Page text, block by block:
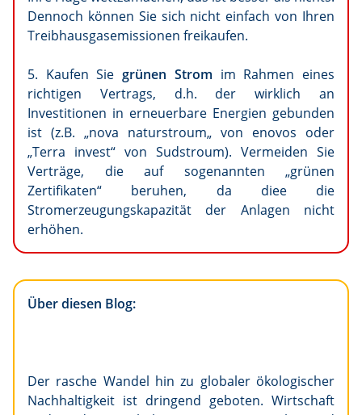
Dennoch können Sie sich nicht einfach von Ihren
Treibhausgasemissionen freikaufen.
5. Kaufen Siegrünen Strom im Rahmen eines
richtigen Vertrags, d.h. der wirklich an
Investitionen in erneuerbare Energien gebunden
ist (z.B. „nova naturstroum„ von enovos oder
„Terra invest“ von Sudstroum). Vermeiden Sie
Verträge, die auf sogenannten „grünen
Zertifikaten“ beruhen, da diee die
Stromerzeugungskapazität der Anlagen nicht
erhöhen.
Über diesen Blog:
Der rasche Wandel hin zu globaler ökologischer
Nachhaltigkeit ist dringend geboten. Wirtschaft